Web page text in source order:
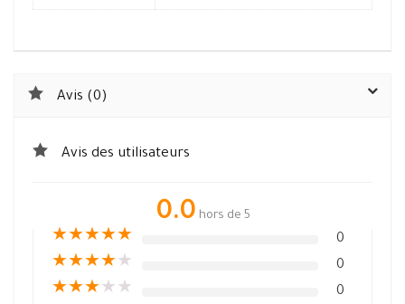
Avis (0)
Avis des utilisateurs
0.0 hors de 5
★★★★★ 0
★★★★★ 0
★★★★ ★ 0